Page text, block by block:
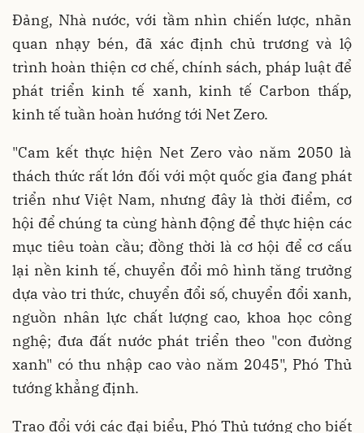
Đảng, Nhà nước, với tầm nhìn chiến lược, nhãn
quan nhạy bén, đã xác định chủ trương và lộ
trình hoàn thiện cơ chế, chính sách, pháp luật để
phát triển kinh tế xanh, kinh tế Carbon thấp,
kinh tế tuần hoàn hướng tới Net Zero.
"Cam kết thực hiện Net Zero vào năm 2050 là
thách thức rất lớn đối với một quốc gia đang phát
triển như Việt Nam, nhưng đây là thời điểm, cơ
hội để chúng ta cùng hành động để thực hiện các
mục tiêu toàn cầu; đồng thời là cơ hội để cơ cấu
lại nền kinh tế, chuyển đổi mô hình tăng trưởng
dựa vào tri thức, chuyển đổi số, chuyển đổi xanh,
nguồn nhân lực chất lượng cao, khoa học công
nghệ; đưa đất nước phát triển theo "con đường
xanh" có thu nhập cao vào năm 2045", Phó Thủ
tướng khẳng định.
Trao đổi với các đại biểu, Phó Thủ tướng cho biết